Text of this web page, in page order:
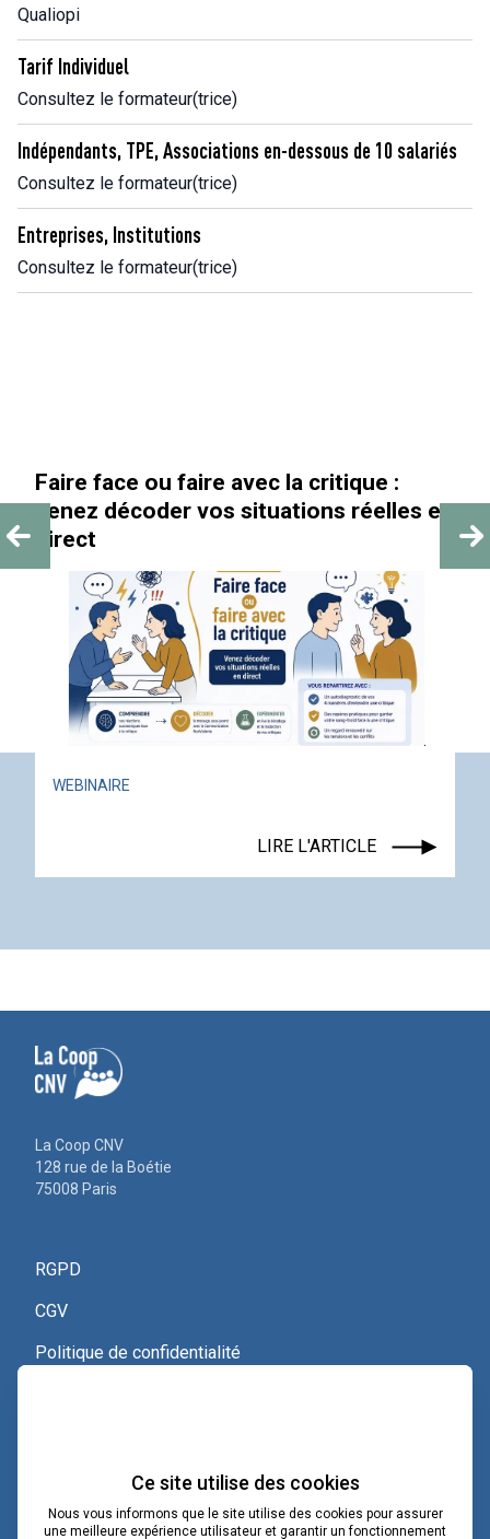
Qualiopi
Tarif Individuel
Consultez le formateur(trice)
Indépendants, TPE, Associations en-dessous de 10 salariés
Consultez le formateur(trice)
Entreprises, Institutions
Consultez le formateur(trice)
Faire face ou faire avec la critique :
venez décoder vos situations réelles en
direct
WEBINAIRE
LIRE L'ARTICLE
La Coop CNV
128 rue de la Boétie
75008 Paris
RGPD
CGV
Politique de confidentialité
Voir le certificat QualiopiCe site utilise des cookies
Nous vous informons que le site utilise des cookies pour assurer
une meilleure expérience utilisateur et garantir un fonctionnement